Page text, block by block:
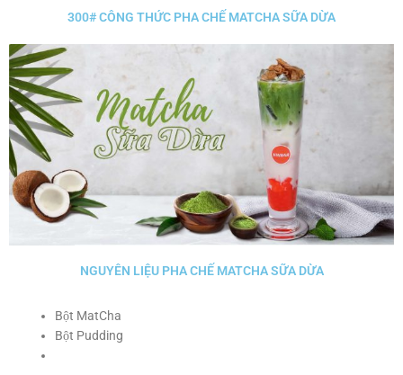
300# CÔNG THỨC PHA CHẾ MATCHA SỮA DỪA
NGUYÊN LIỆU PHA CHẾ MATCHA SỮA DỪA
Bột MatCha
Bột Pudding